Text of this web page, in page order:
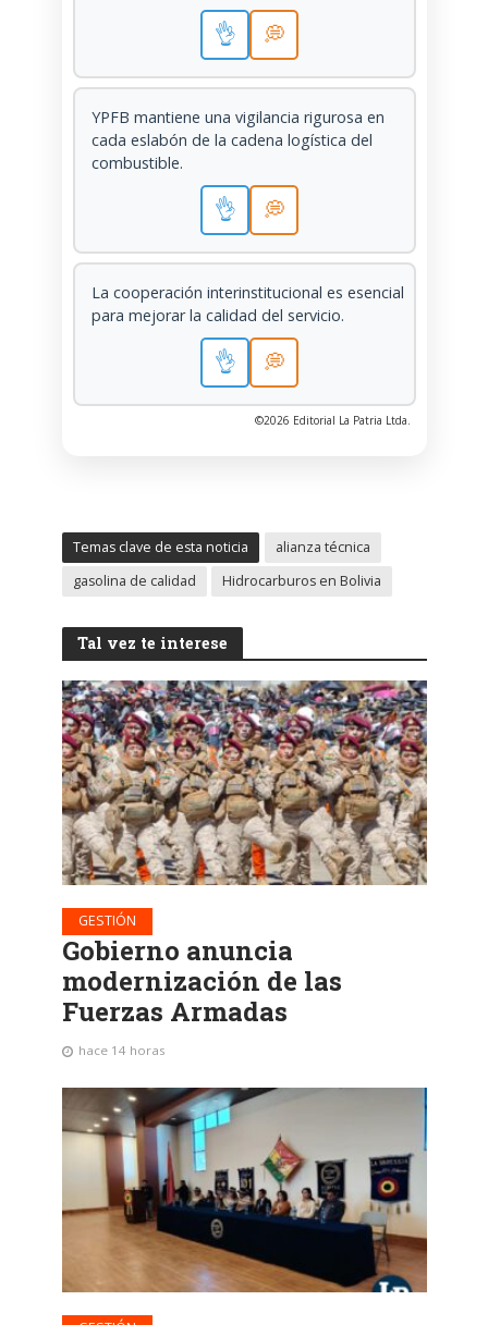
👌 💭
YPFB mantiene una vigilancia rigurosa en
cada eslabón de la cadena logística del
combustible.
👌 💭
La cooperación interinstitucional es esencial
para mejorar la calidad del servicio.
👌 💭
©2026 Editorial La Patria Ltda.
Temas clave de esta noticia
alianza técnica
gasolina de calidad
Hidrocarburos en Bolivia
Tal vez te interese
GESTIÓN
Gobierno anuncia
modernización de las
Fuerzas Armadas
hace 14 horas